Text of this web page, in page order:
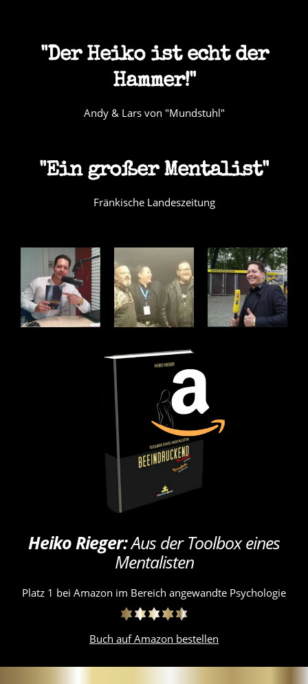
"Der Heiko ist echt der
Hammer!"
Andy & Lars von "Mundstuhl"
"Ein großer Mentalist"
Fränkische Landeszeitung
Heiko Rieger:Aus der Toolbox eines
Mentalisten
Platz 1 bei Amazon im Bereich angewandte Psychologie
Buch auf Amazon bestellen